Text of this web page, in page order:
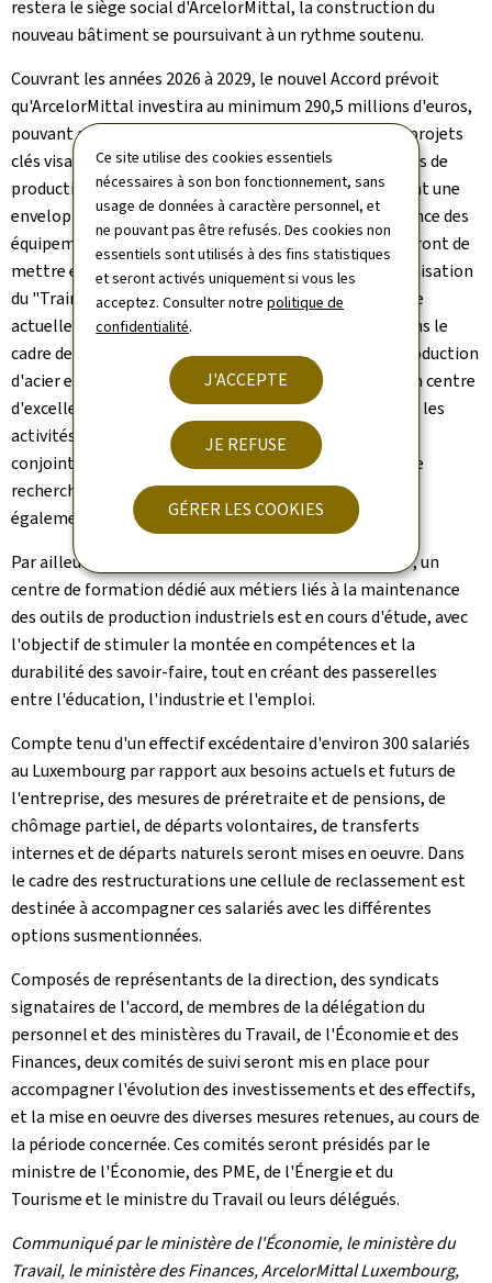
Ce site utilise des cookies essentiels
nécessaires à son bon fonctionnement, sans
usage de données à caractère personnel, et
ne pouvant pas être refusés. Des cookies non
essentiels sont utilisés à des fins statistiques
et seront activés uniquement si vous les
acceptez. Consulter notrepolitique de
confidentialité.
J'ACCEPTE
JE REFUSE
GÉRER LES COOKIES
restera le siège social d'ArcelorMittal, la construction du
nouveau bâtiment se poursuivant à un rythme soutenu.
Couvrant les années 2026 à 2029, le nouvel Accord prévoit
qu'ArcelorMittal investira au minimum 290,5 millions d'euros,
pouvant aller jusqu'à 334,5 millions d'euros, dans des projets
clés visant le développement de l'ensemble de ses sites de
production pour assurer la pérennité de ses usines, dont une
enveloppe de 44 millions d'euros dédiée à la maintenance des
équipements actuels. Par ailleurs, les parties s'efforceront de
mettre en oeuvre le projet de rénovation et de modernisation
du "Train 2" à Belval, une initiative de grande envergure
actuellement en phase d'exploration préliminaire. Dans le
cadre de la digitalisation accrue des processus de la production
d'acier et des activités administratives, la création d'un centre
d'excellence en matière de cybersécurité pour soutenir les
activités mondiales ainsi que des études menées
conjointement avec des institutions académiques et de
recherche en matière de technologies avancées sont
également prévues.
Par ailleurs, la création d'une "
", un
centre de formation dédié aux métiers liés à la maintenance
des outils de production industriels est en cours d'étude, avec
l'objectif de stimuler la montée en compétences et la
durabilité des savoir-faire, tout en créant des passerelles
entre l'éducation, l'industrie et l'emploi.
Compte tenu d'un effectif excédentaire d'environ 300 salariés
au Luxembourg par rapport aux besoins actuels et futurs de
l'entreprise, des mesures de préretraite et de pensions, de
chômage partiel, de départs volontaires, de transferts
internes et de départs naturels seront mises en oeuvre. Dans
le cadre des restructurations une cellule de reclassement est
destinée à accompagner ces salariés avec les différentes
options susmentionnées.
Composés de représentants de la direction, des syndicats
signataires de l'accord, de membres de la délégation du
personnel et des ministères du Travail, de l'Économie et des
Finances, deux comités de suivi seront mis en place pour
accompagner l'évolution des investissements et des effectifs,
et la mise en oeuvre des diverses mesures retenues, au cours de
la période concernée. Ces comités seront présidés par le
ministre de l'Économie, des PME, de l'Énergie et du
Tourisme et le ministre du Travail ou leurs délégués.
Communiqué par le ministère de l'Économie, le ministère du
Travail, le ministère des Finances, ArcelorMittal Luxembourg,